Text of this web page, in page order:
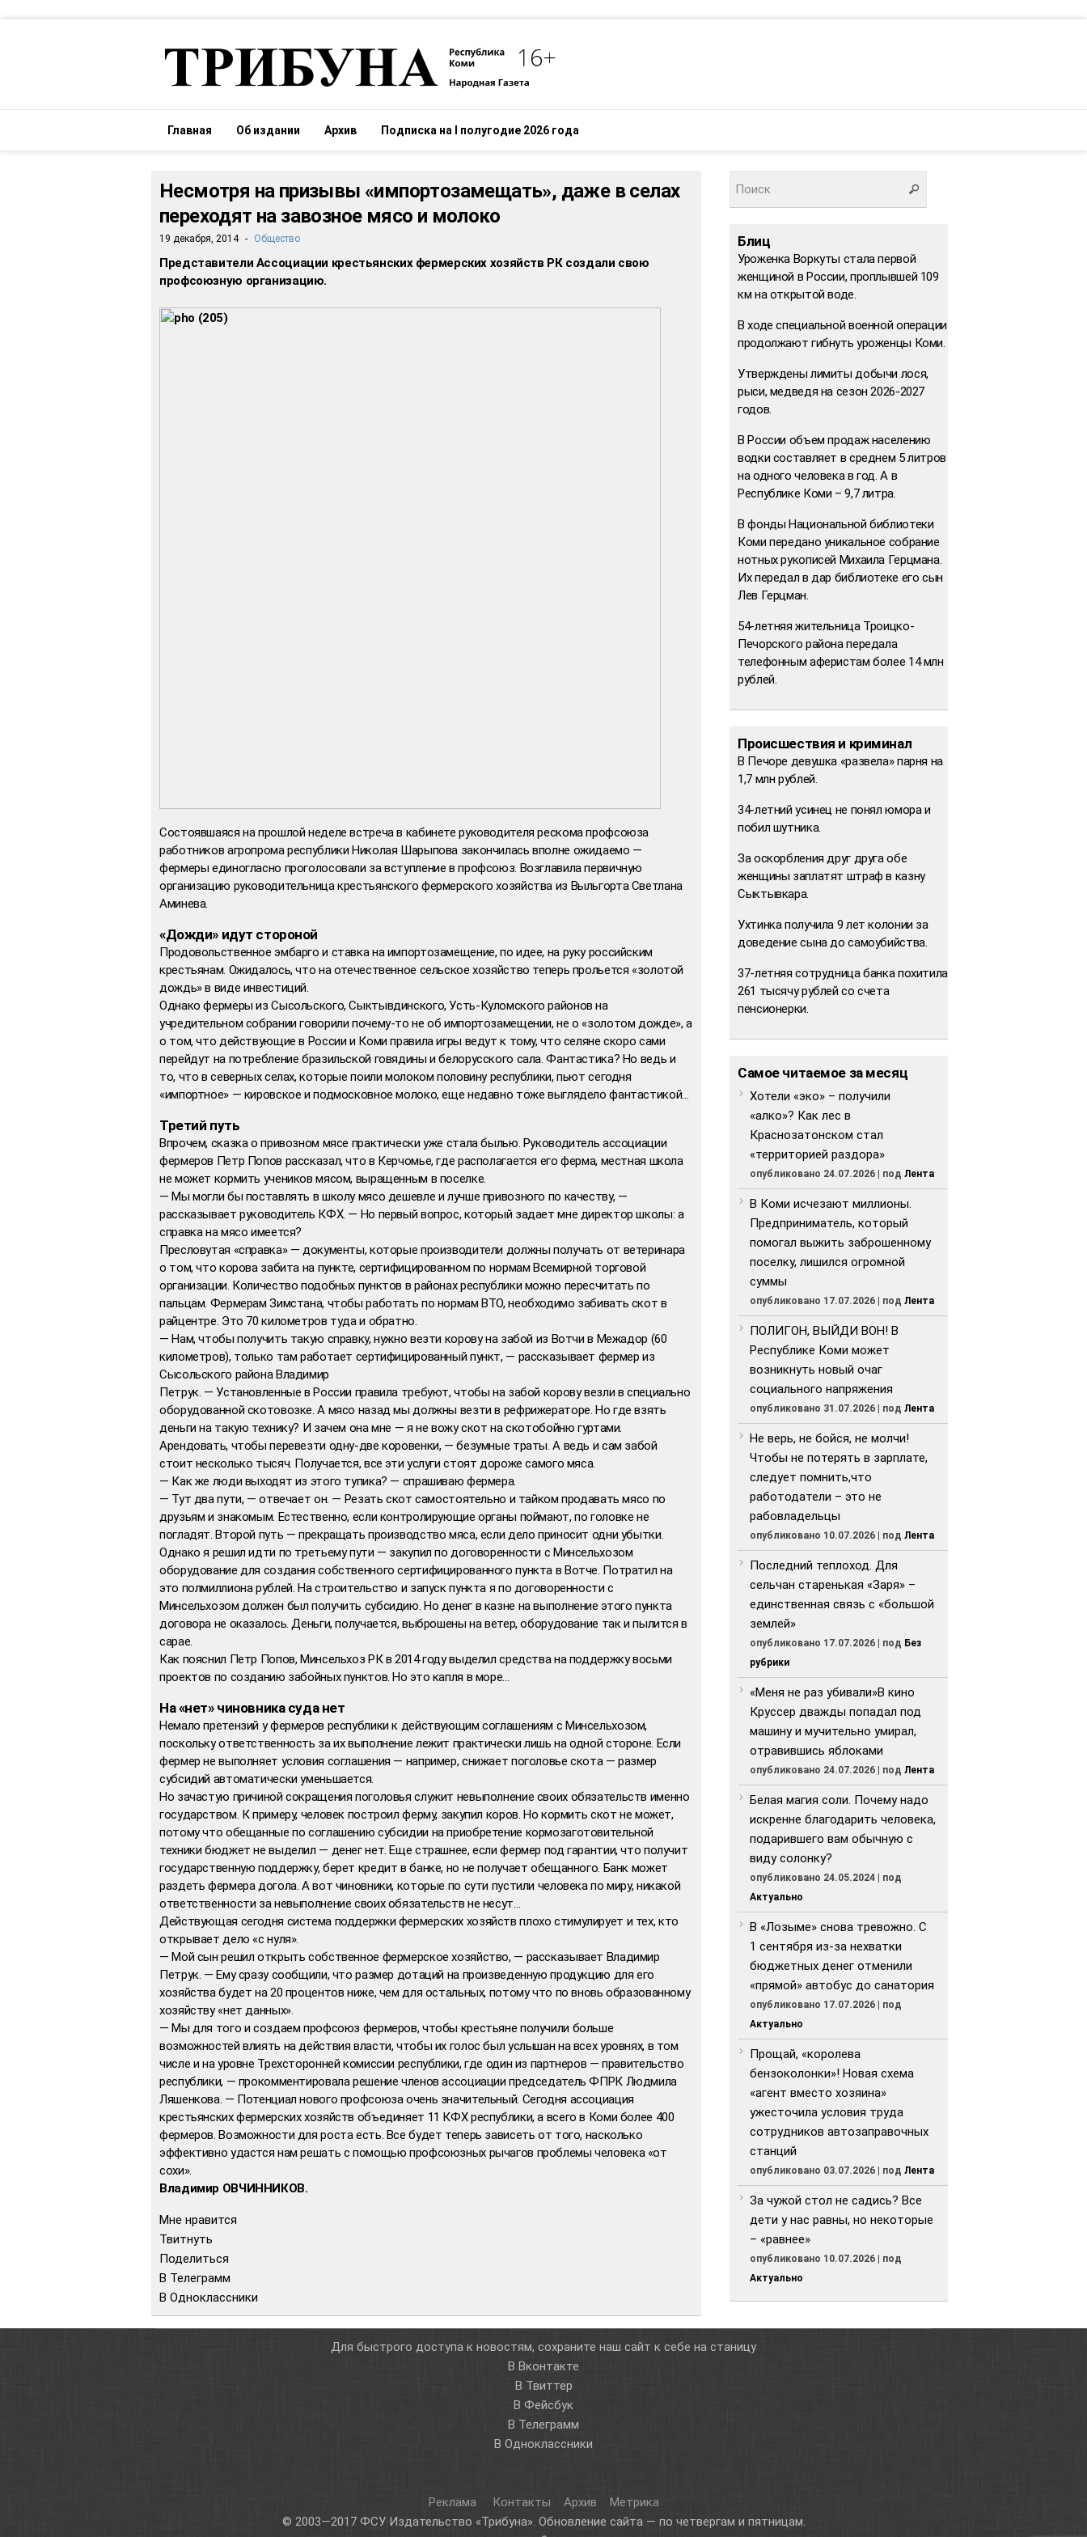
Главная Об издании Архив Подписка на I полугодие 2026 года
Несмотря на призывы «импортозамещать», даже в селах
переходят на завозное мясо и молоко
19 декабря, 2014 - Общество
Представители Ассоциации крестьянских фермерских хозяйств РК создали свою
профсоюзную организацию.
Состоявшаяся на прошлой неделе встреча в кабинете руководителя рескома профсоюза
работников агропрома республики Николая Шарыпова закончилась вполне ожидаемо —
фермеры единогласно проголосовали за вступление в профсоюз. Возглавила первичную
организацию руководительница крестьянского фермерского хозяйства из Выльгорта Светлана
Аминева.
«Дожди» идут стороной
Продовольственное эмбарго и ставка на импортозамещение, по идее, на руку российским
крестьянам. Ожидалось, что на отечественное сельское хозяйство теперь прольется «золотой
дождь» в виде инвестиций.
Однако фермеры из Сысольского, Сыктывдинского, Усть-Куломского районов на
учредительном собрании говорили почему-то не об импортозамещении, не о «золотом дожде», а
о том, что действующие в России и Коми правила игры ведут к тому, что селяне скоро сами
перейдут на потребление бразильской говядины и белорусского сала. Фантастика? Но ведь и
то, что в северных селах, которые поили молоком половину республики, пьют сегодня
«импортное» — кировское и подмосковное молоко, еще недавно тоже выглядело фантастикой…
Третий путь
Впрочем, сказка о привозном мясе практически уже стала былью. Руководитель ассоциации
фермеров Петр Попов рассказал, что в Керчомье, где располагается его ферма, местная школа
не может кормить учеников мясом, выращенным в поселке.
— Мы могли бы поставлять в школу мясо дешевле и лучше привозного по качеству, —
рассказывает руководитель КФХ. — Но первый вопрос, который задает мне директор школы: а
справка на мясо имеется?
Пресловутая «справка» — документы, которые производители должны получать от ветеринара
о том, что корова забита на пункте, сертифицированном по нормам Всемирной торговой
организации. Количество подобных пунктов в районах республики можно пересчитать по
пальцам. Фермерам Зимстана, чтобы работать по нормам ВТО, необходимо забивать скот в
райцентре. Это 70 километров туда и обратно.
— Нам, чтобы получить такую справку, нужно везти корову на забой из Вотчи в Межадор (60
километров), только там работает сертифицированный пункт, — рассказывает фермер из
Сысольского района Владимир
Петрук. — Установленные в России правила требуют, чтобы на забой корову везли в специально
оборудованной скотовозке. А мясо назад мы должны везти в рефрижераторе. Но где взять
деньги на такую технику? И зачем она мне — я не вожу скот на скотобойню гуртами.
Арендовать, чтобы перевезти одну-две коровенки, — безумные траты. А ведь и сам забой
стоит несколько тысяч. Получается, все эти услуги стоят дороже самого мяса.
— Как же люди выходят из этого тупика? — спрашиваю фермера.
— Тут два пути, — отвечает он. — Резать скот самостоятельно и тайком продавать мясо по
друзьям и знакомым. Естественно, если контролирующие органы поймают, по головке не
погладят. Второй путь — прекращать производство мяса, если дело приносит одни убытки.
Однако я решил идти по третьему пути — закупил по договоренности с Минсельхозом
оборудование для создания собственного сертифицированного пункта в Вотче. Потратил на
это полмиллиона рублей. На строительство и запуск пункта я по договоренности с
Минсельхозом должен был получить субсидию. Но денег в казне на выполнение этого пункта
договора не оказалось. Деньги, получается, выброшены на ветер, оборудование так и пылится в
сарае.
Как пояснил Петр Попов, Минсельхоз РК в 2014 году выделил средства на поддержку восьми
проектов по созданию забойных пунктов. Но это капля в море…
На «нет» чиновника суда нет
Немало претензий у фермеров республики к действующим соглашениям с Минсельхозом,
поскольку ответственность за их выполнение лежит практически лишь на одной стороне. Если
фермер не выполняет условия соглашения — например, снижает поголовье скота — размер
субсидий автоматически уменьшается.
Но зачастую причиной сокращения поголовья служит невыполнение своих обязательств именно
государством. К примеру, человек построил ферму, закупил коров. Но кормить скот не может,
потому что обещанные по соглашению субсидии на приобретение кормозаготовительной
техники бюджет не выделил — денег нет. Еще страшнее, если фермер под гарантии, что получит
государственную поддержку, берет кредит в банке, но не получает обещанного. Банк может
раздеть фермера догола. А вот чиновники, которые по сути пустили человека по миру, никакой
ответственности за невыполнение своих обязательств не несут…
Действующая сегодня система поддержки фермерских хозяйств плохо стимулирует и тех, кто
открывает дело «с нуля».
— Мой сын решил открыть собственное фермерское хозяйство, — рассказывает Владимир
Петрук. — Ему сразу сообщили, что размер дотаций на произведенную продукцию для его
хозяйства будет на 20 процентов ниже, чем для остальных, потому что по вновь образованному
хозяйству «нет данных».
— Мы для того и создаем профсоюз фермеров, чтобы крестьяне получили больше
возможностей влиять на действия власти, чтобы их голос был услышан на всех уровнях, в том
числе и на уровне Трехсторонней комиссии республики, где один из партнеров — правительство
республики, — прокомментировала решение членов ассоциации председатель ФПРК Людмила
Ляшенкова. — Потенциал нового профсоюза очень значительный. Сегодня ассоциация
крестьянских фермерских хозяйств объединяет 11 КФХ республики, а всего в Коми более 400
фермеров. Возможности для роста есть. Все будет теперь зависеть от того, насколько
эффективно удастся нам решать с помощью профсоюзных рычагов проблемы человека «от
сохи».
Владимир ОВЧИННИКОВ.
Мне нравится
Твитнуть
Поделиться
В Телеграмм
В Одноклассники
Блиц
Уроженка Воркуты стала первой
женщиной в России, проплывшей 109
км на открытой воде.
В ходе специальной военной операции
продолжают гибнуть уроженцы Коми.
Утверждены лимиты добычи лося,
рыси, медведя на сезон 2026-2027
годов.
В России объем продаж населению
водки составляет в среднем 5 литров
на одного человека в год. А в
Республике Коми – 9,7 литра.
В фонды Национальной библиотеки
Коми передано уникальное собрание
нотных рукописей Михаила Герцмана.
Их передал в дар библиотеке его сын
Лев Герцман.
54-летняя жительница Троицко-
Печорского района передала
телефонным аферистам более 14 млн
рублей.
Происшествия и криминал
В Печоре девушка «развела» парня на
1,7 млн рублей.
34-летний усинец не понял юмора и
побил шутника.
За оскорбления друг друга обе
женщины заплатят штраф в казну
Сыктывкара.
Ухтинка получила 9 лет колонии за
доведение сына до самоубийства.
37-летняя сотрудница банка похитила
261 тысячу рублей со счета
пенсионерки.
Самое читаемое за месяц
Хотели «эко» – получили
«алко»? Как лес в
Краснозатонском стал
«территорией раздора»
опубликовано 24.07.2026 | под Лента
В Коми исчезают миллионы.
Предприниматель, который
помогал выжить заброшенному
поселку, лишился огромной
суммы
опубликовано 17.07.2026 | под Лента
ПОЛИГОН, ВЫЙДИ ВОН! В
Республике Коми может
возникнуть новый очаг
социального напряжения
опубликовано 31.07.2026 | под Лента
Не верь, не бойся, не молчи!
Чтобы не потерять в зарплате,
следует помнить,что
работодатели – это не
рабовладельцы
опубликовано 10.07.2026 | под Лента
Последний теплоход. Для
сельчан старенькая «Заря» –
единственная связь с «большой
землей»
опубликовано 17.07.2026 | под Без
рубрики
«Меня не раз убивали»В кино
Круссер дважды попадал под
машину и мучительно умирал,
отравившись яблоками
опубликовано 24.07.2026 | под Лента
Белая магия соли. Почему надо
искренне благодарить человека,
подарившего вам обычную с
виду солонку?
опубликовано 24.05.2024 | под
Актуально
В «Лозыме» снова тревожно. С
1 сентября из-за нехватки
бюджетных денег отменили
«прямой» автобус до санатория
опубликовано 17.07.2026 | под
Актуально
Прощай, «королева
бензоколонки»! Новая схема
«агент вместо хозяина»
ужесточила условия труда
сотрудников автозаправочных
станций
опубликовано 03.07.2026 | под Лента
За чужой стол не садись? Все
дети у нас равны, но некоторые
– «равнее»
опубликовано 10.07.2026 | под
Актуально
Для быстрого доступа к новостям, сохраните наш сайт к себе на станицу
В Вконтакте
В Твиттер
В Фейсбук
В Телеграмм
В Одноклассники
Реклама Контакты Архив
Метрика
© 2003—2017 ФСУ Издательство «Трибуна». Обновление сайта — по четвергам и пятницам.